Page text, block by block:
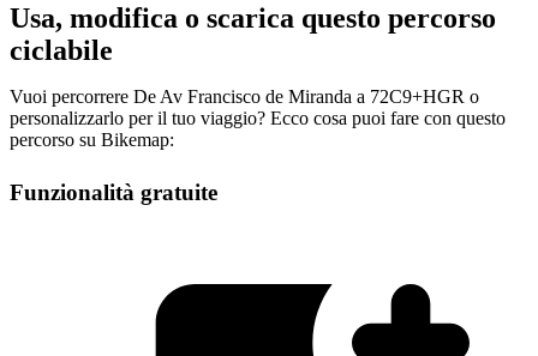
Usa, modifica o scarica questo percorso
ciclabile
Vuoi percorrere De Av Francisco de Miranda a 72C9+HGR o
personalizzarlo per il tuo viaggio? Ecco cosa puoi fare con questo
percorso su Bikemap:
Funzionalità gratuite